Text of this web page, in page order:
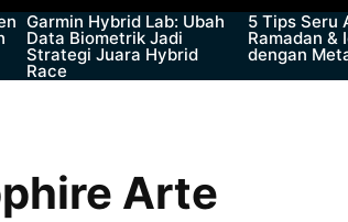
Garmin Hybrid Lab: Ubah
Data Biometrik Jadi
Strategi Juara Hybrid
Race
5 Tips Seru
Ramadan &
dengan
Arte